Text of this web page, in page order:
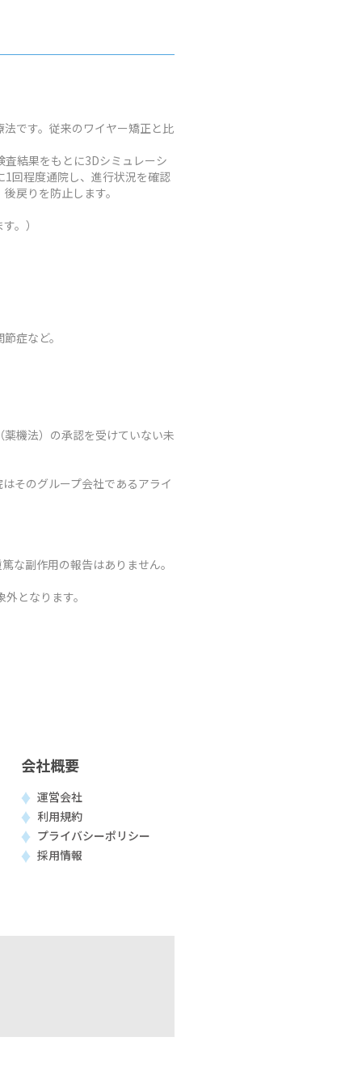
です。従来のワイヤー矯正と比
結果をもとに3Dシミュレーシ
1回程度通院し、進行状況を確認
戻りを防止します。
。）
症など。
機法）の承認を受けていない未
そのグループ会社であるアライ
な副作用の報告はありません。
となります。
会社概要
運営会社
利用規約
プライバシーポリシー
採用情報